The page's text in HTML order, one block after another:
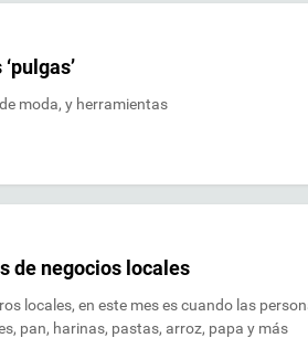
moda, y herramientas
de negocios locales
locales, en este mes es cuando las
pan, harinas, pastas, arroz, papa y más